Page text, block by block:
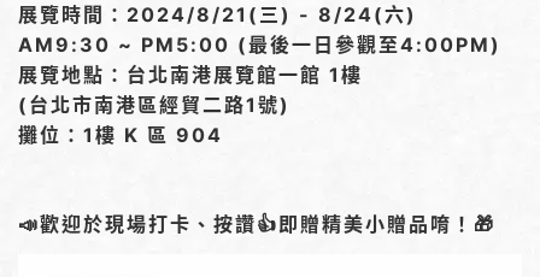
展覽時間：2024/8/21(三) - 8/24(六)
AM9:30 ~ PM5:00 (最後一日參觀至4:00PM)
展覽地點：台北南港展覽館一館 1樓
(台北市南港區經貿二路1號)
攤位：1樓 K 區 904
📣歡迎於現場打卡、按讚👍即贈精美小贈品唷！🎁